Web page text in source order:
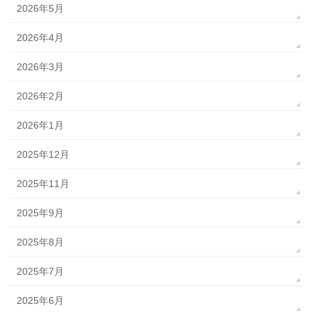
2026年5月
2026年4月
2026年3月
2026年2月
2026年1月
2025年12月
2025年11月
2025年9月
2025年8月
2025年7月
2025年6月